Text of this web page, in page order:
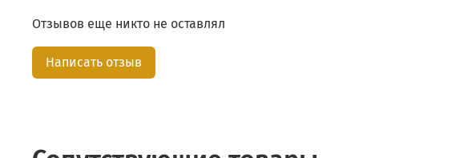
Отзывов еще никто не оставлял
Написать отзыв